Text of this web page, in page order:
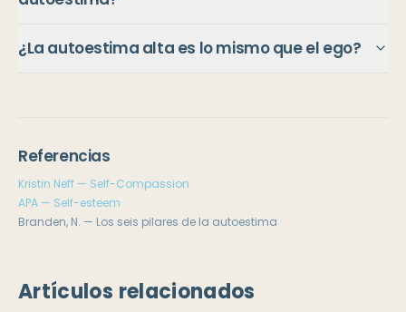
¿La autoestima alta es lo mismo que el ego?
Referencias
Kristin Neff — Self-Compassion
APA — Self-esteem
Branden, N. — Los seis pilares de la autoestima
Artículos relacionados